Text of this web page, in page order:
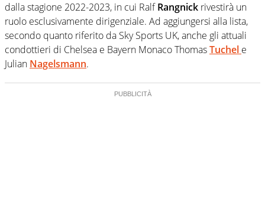
dalla stagione 2022-2023, in cui RalfRangnick rivestirà un
ruolo esclusivamente dirigenziale. Ad aggiungersi alla lista,
secondo quanto riferito da Sky Sports UK, anche gli attuali
condottieri di Chelsea e Bayern Monaco ThomasTuchel e
Julian Nagelsmann.